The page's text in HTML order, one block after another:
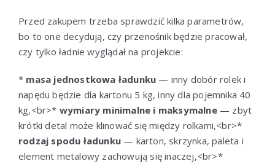
Przed zakupem trzeba sprawdzić kilka parametrów,
bo to one decydują, czy przenośnik będzie pracował,
czy tylko ładnie wyglądał na projekcie:
* masa jednostkowa ładunku — inny dobór rolek i
napędu będzie dla kartonu 5 kg, inny dla pojemnika 40
kg,<br>* wymiary minimalne i maksymalne— zbyt
krótki detal może klinować się między rolkami,<br>*
rodzaj spodu ładunku — karton, skrzynka, paleta i
element metalowy zachowują się inaczej,<br>*